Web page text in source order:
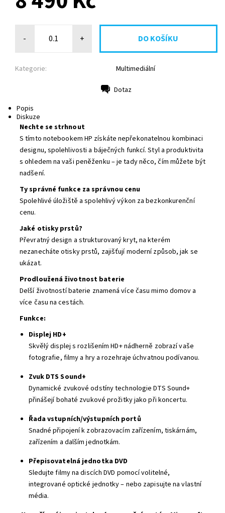
- +
Kategorie: Multimediální
Dotaz
Popis
Diskuze
Nechte se strhnout
S tímto notebookem HP získáte nepřekonatelnou kombinaci
designu, spolehlivosti a báječných funkcí. Styl a produktivita
s ohledem na vaši peněženku – je tady něco, čím můžete být
nadšení.
Ty správné funkce za správnou cenu
Spolehlivé úložiště a spolehlivý výkon za bezkonkurenční
cenu.
Jaké otisky prstů?
Převratný design a strukturovaný kryt, na kterém
nezanecháte otisky prstů, zajišťují moderní způsob, jak se
ukázat.
Prodloužená životnost baterie
Delší životností baterie znamená více času mimo domov a
více času na cestách.
Funkce:
Displej HD+
Skvělý displej s rozlišením HD+ nádherně zobrazí vaše
fotografie, filmy a hry a rozehraje úchvatnou podívanou.
Zvuk DTS Sound+
Dynamické zvukové odstíny technologie DTS Sound+
přinášejí bohaté zvukové prožitky jako při koncertu.
Řada vstupních/výstupních portů
Snadné připojení k zobrazovacím zařízením, tiskárnám,
zařízením a dalším jednotkám.
Přepisovatelná jednotka DVD
Sledujte filmy na discích DVD pomocí volitelné,
integrované optické jednotky – nebo zapisujte na vlastní
média.